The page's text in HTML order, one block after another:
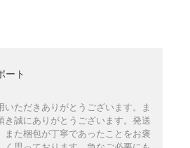
ート
いただきありがとうございます。ま
き誠にありがとうございます。発送
また梱包が丁寧であったことをお褒